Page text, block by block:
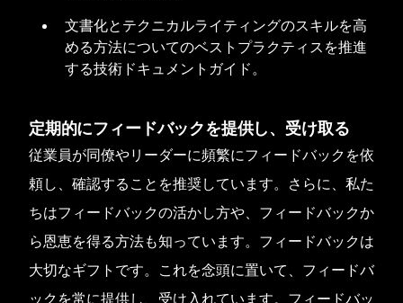
文書化とテクニカルライティングのスキルを高
める方法についてのベストプラクティスを推進
する技術ドキュメントガイド。
定期的にフィードバックを提供し、受け取る
従業員が同僚やリーダーに頻繁にフィードバックを依
頼し、確認することを推奨しています。さらに、私た
ちはフィードバックの活かし方や、フィードバックか
ら恩恵を得る方法も知っています。フィードバックは
大切なギフトです。これを念頭に置いて、フィードバ
ックを常に提供し、受け入れています。フィードバッ